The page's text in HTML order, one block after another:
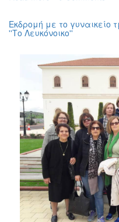
στον
Άγιο
Μαλούντας
Εκδρομή με το γυναικείο
''Το Λευκόνοικο''